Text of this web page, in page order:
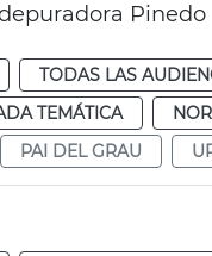
Pinedo
TODAS LAS
TEMÁTICA
PAI DEL GRAU